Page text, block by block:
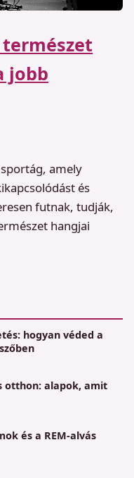
természet
jobb
amely
és
futnak, tudják,
hangjai
hogyan véded a
alapok, amit
és a REM-alvás